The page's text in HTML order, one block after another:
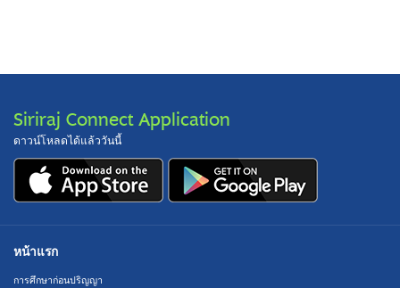
Siriraj Connect Application
ดาวน์โหลดได้แล้ววันนี้
หน้าแรก
การศึกษาก่อนปริญญา